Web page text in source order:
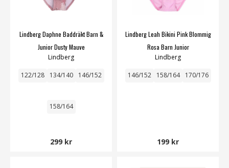
Lindberg Daphne Baddräkt Barn &
Junior Dusty Mauve
Lindberg
122/128 134/140 146/152
158/164
299 kr
Lindberg Leah Bikini Pink Blommig
Rosa Barn Junior
Lindberg
146/152 158/164 170/176
199 kr